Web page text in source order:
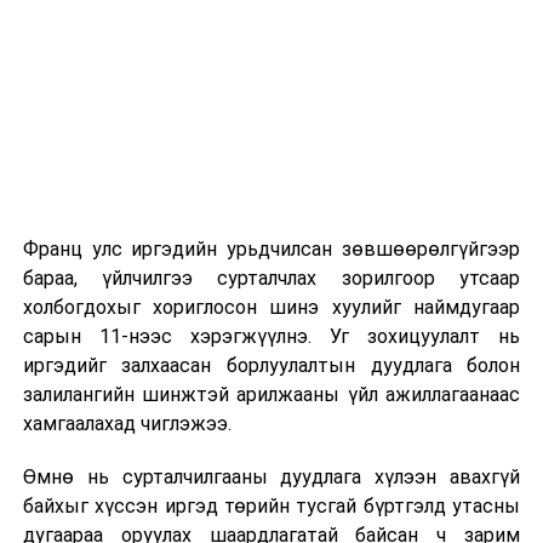
2026 оны 9 дүгээр сарын 13-наас оюутнуудыг
дотуур байранд оруулж эхэлнэ.
Сургууль, цэцэрлэгийн үйл ажиллагааны
зохицуулалт
2026 оны 8 дугаар сарын 17–28-ны өдрүүдэд
байранд элсэлт, бүртгэл болон бусад аливаа
арга хэмжээ зохион байгуулахгүй болно.
Франц улс иргэдийн урьдчилсан зөвшөөрөлгүйгээр
бараа, үйлчилгээ сурталчлах зорилгоор утсаар
холбогдохыг хориглосон шинэ хуулийг наймдугаар
сарын 11-нээс хэрэгжүүлнэ. Уг зохицуулалт нь
иргэдийг залхаасан борлуулалтын дуудлага болон
залилангийн шинжтэй арилжааны үйл ажиллагаанаас
хамгаалахад чиглэжээ.
Өмнө нь сурталчилгааны дуудлага хүлээн авахгүй
байхыг хүссэн иргэд төрийн тусгай бүртгэлд утасны
дугаараа оруулах шаардлагатай байсан ч зарим